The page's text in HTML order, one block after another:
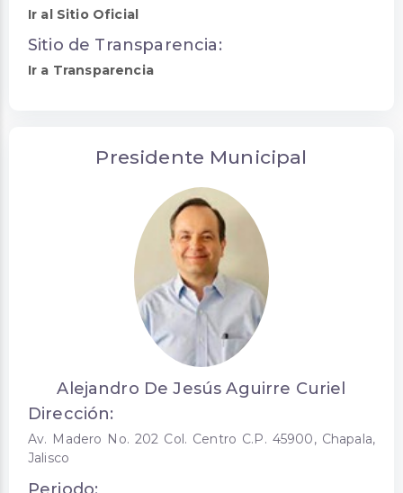
Ir al Sitio Oficial
Sitio de Transparencia:
Ir a Transparencia
Presidente Municipal
Alejandro De Jesús Aguirre Curiel
Dirección:
Av. Madero No. 202 Col. Centro C.P. 45900, Chapala,
Jalisco